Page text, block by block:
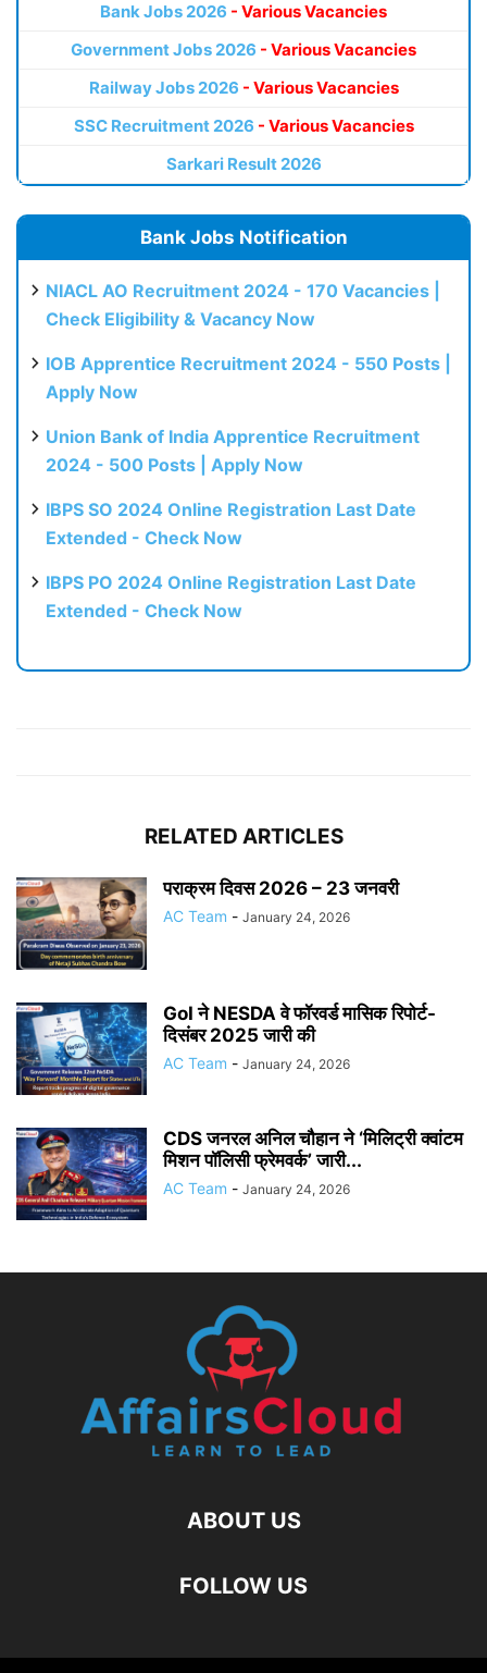
Bank Jobs 2026 - Various Vacancies
Government Jobs 2026 - Various Vacancies
Railway Jobs 2026 - Various Vacancies
SSC Recruitment 2026 - Various Vacancies
Sarkari Result 2026
Bank Jobs Notification
NIACL AO Recruitment 2024 - 170 Vacancies |
Check Eligibility & Vacancy Now
IOB Apprentice Recruitment 2024 - 550 Posts |
Apply Now
Union Bank of India Apprentice Recruitment
2024 - 500 Posts | Apply Now
IBPS SO 2024 Online Registration Last Date
Extended - Check Now
IBPS PO 2024 Online Registration Last Date
Extended - Check Now
RELATED ARTICLES
पराक्रम दिवस 2026 – 23 जनवरी
AC Team - January 24, 2026
GoI ने NESDA वे फॉरवर्ड मासिक रिपोर्ट-
दिसंबर 2025 जारी की
AC Team - January 24, 2026
CDS जनरल अनिल चौहान ने ‘मिलिट्री क्वांटम
मिशन पॉलिसी फ्रेमवर्क’ जारी...
AC Team - January 24, 2026
ABOUT US
FOLLOW US